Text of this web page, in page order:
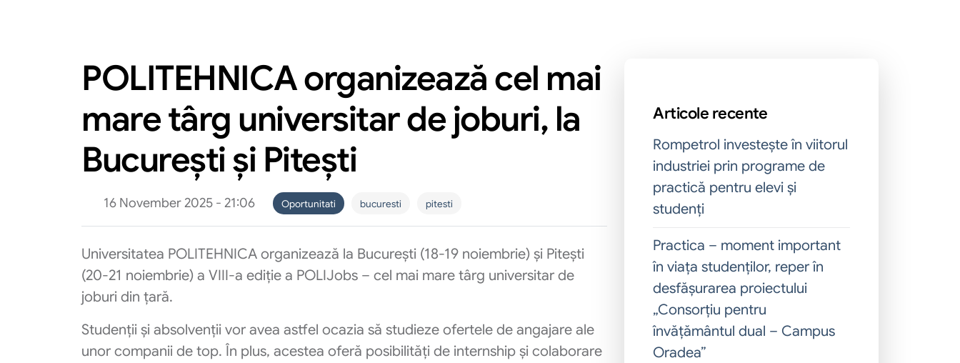
POLITEHNICA organizează cel mai
mare târg universitar de joburi, la
București și Pitești
16 November 2025 - 21:06 Oportunitati bucuresti pitesti
Universitatea POLITEHNICA organizează la București (18-19 noiembrie) și Pitești
(20-21 noiembrie) a VIII-a ediție a POLIJobs – cel mai mare târg universitar de
joburi din țară.
Studenții și absolvenții vor avea astfel ocazia să studieze ofertele de angajare ale
unor companii de top. În plus, acestea oferă posibilități de internship și colaborare
Articole recente
Rompetrol investește în viitorul
industriei prin programe de
practică pentru elevi și
studenți
Practica – moment important
în viața studenților, reper în
desfășurarea proiectului
„Consorțiu pentru
învățământul dual – Campus
Oradea”